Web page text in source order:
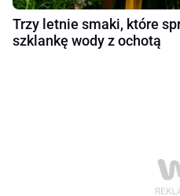
Trzy letnie smaki, które
szklankę wody z ochotą